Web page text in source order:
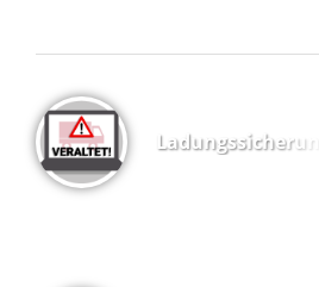
Ladungssicherung